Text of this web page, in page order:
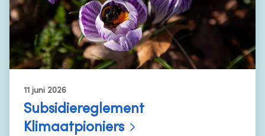
Subsidiereglement
Klimaatpioniers
11 juni 2026